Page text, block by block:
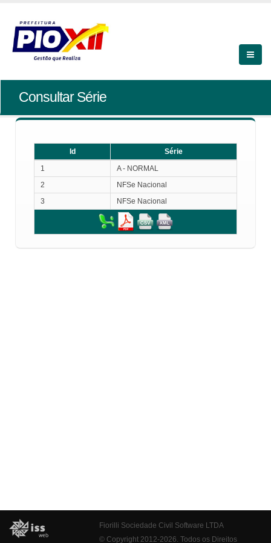
Consultar Série
Id
Série
1
A - NORMAL
2
NFSe Nacional
3
NFSe Nacional
Fiorilli Sociedade Civil Software LTDA
© Copyright 2012-2026. Todos os Direitos